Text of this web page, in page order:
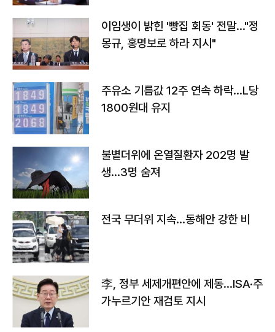
이임생이 밝힌 '빵집 회동' 전말…"정
몽규, 홍명보로 하라 지시"
주유소 기름값 12주 연속 하락…L당
1800원대 유지
불볕더위에 온열질환자 202명 발
생…3명 숨져
전국 무더위 지속…동해안 강한 비
李, 정부 세제개편안에 제동…ISA·주
가누르기안 재검토 지시